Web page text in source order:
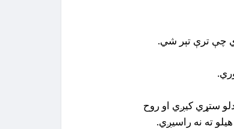
ستړي کیږي او روح
ته نه راسیږي.